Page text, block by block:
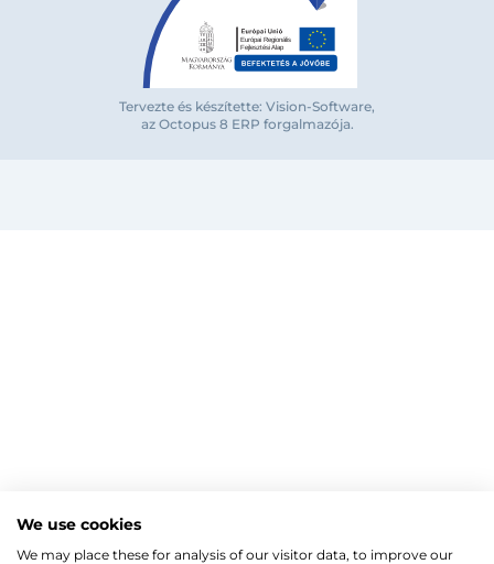
Bejelentkezés közösségi fiókkal
MOZGÁSKORLÁTOZOTT TERMÉKEK
ZUHANYKABINOK/AJTÓK
Radiátorok
Tervezte és készítette: Vision-Software,
az Octopus 8 ERP forgalmazója.
We use cookies
We may place these for analysis of our visitor data, to improve our